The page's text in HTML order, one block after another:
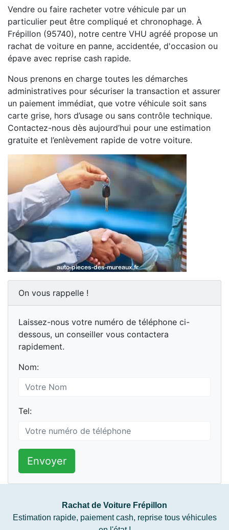
Vendre ou faire racheter votre véhicule par un
particulier peut être compliqué et chronophage. À
Frépillon (95740), notre centre VHU agréé propose un
rachat de voiture en panne, accidentée, d'occasion ou
épave avec reprise cash rapide.
Nous prenons en charge toutes les démarches
administratives pour sécuriser la transaction et assurer
un paiement immédiat, que votre véhicule soit sans
carte grise, hors d’usage ou sans contrôle technique.
Contactez-nous dès aujourd’hui pour une estimation
gratuite et l’enlèvement rapide de votre voiture.
On vous rappelle !
Laissez-nous votre numéro de téléphone ci-
dessous, un conseiller vous contactera
rapidement.
Nom:
Tel:
Envoyer
Rachat de Voiture Frépillon
Estimation rapide, paiement cash, reprise tous véhicules